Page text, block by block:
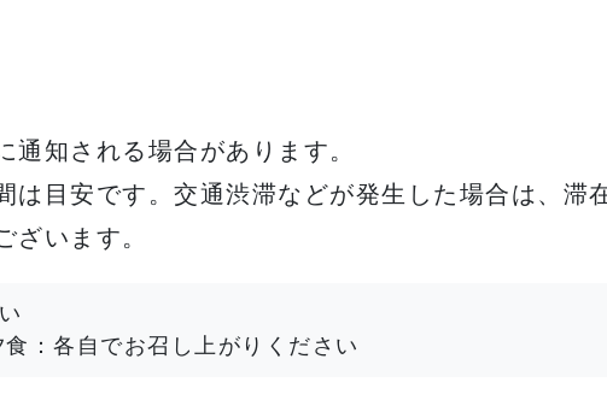
通知される場合があります。
は目安です。交通渋滞などが発生した場合は、滞
ざいます。
：各自でお召し上がりください